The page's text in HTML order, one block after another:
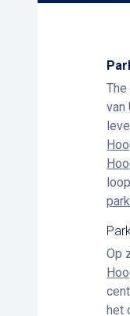
van
Op
het